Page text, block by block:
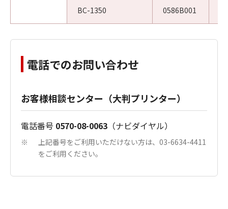
BC-1350 0586B001
電話でのお問い合わせ
お客様相談センター（大判プリンター）
電話番号 0570-08-0063 （ナビダイヤル）
※
上記番号をご利用いただけない方は、03-6634-4411
をご利用ください。